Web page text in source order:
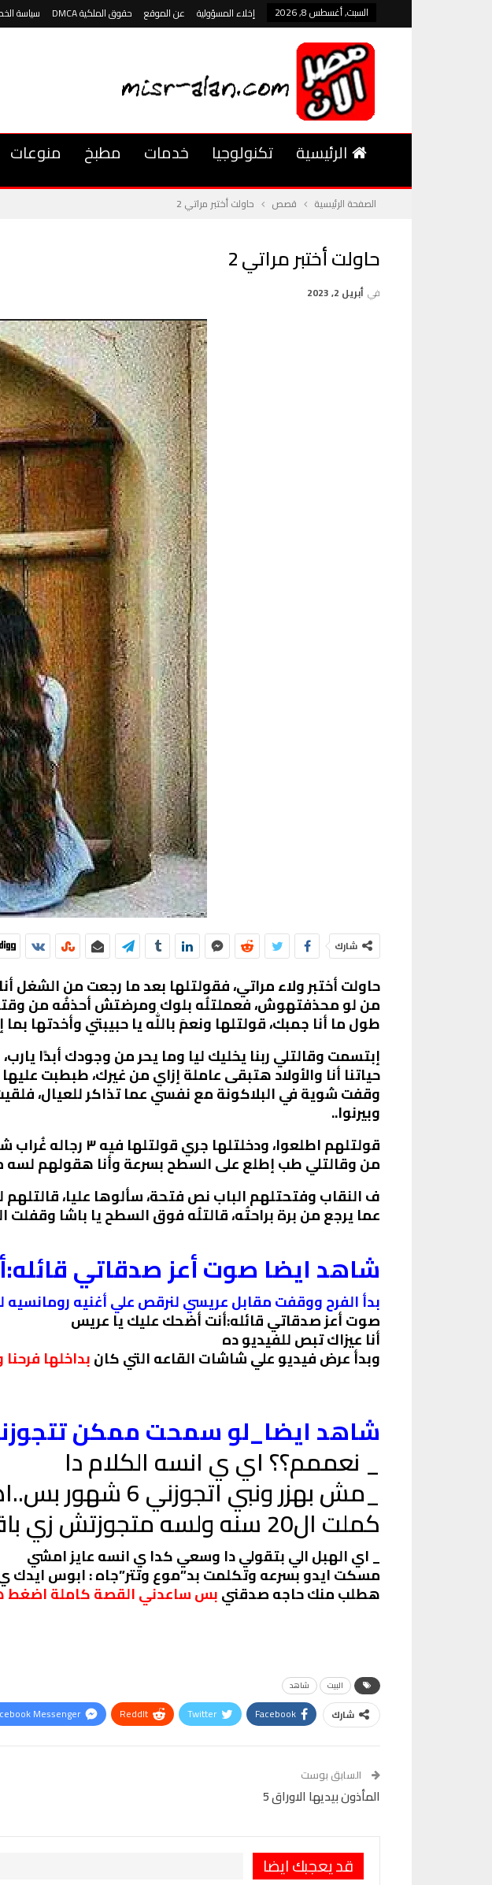
السبت, أغسطس 8, 2026 إخلاء المسؤولية عن الموقع حقوق الملكية DMCA سياسة
الرئيسية تكنولوجيا خدمات مطبخ منوعات
الصفحة الرئيسية قصص حاولت أختبر مراتي 2
حاولت أختبر مراتي 2
في أبريل 2, 2023
شارك
حاولت أختبر ولاء مراتي، فقولتلها بعد ما رجعت من
من لو محذفتهوش، فعملتلُه بلوك ومرضتش أحذفُه من
طول ما أنا جمبك، قولتلها ونعمَ باللّٰه يا حبيبتي
إبتسمت وقالتلي ربنا يخليك ليا وما يحر من وجودك أبدًا
حياتنا أنا والأولاد هتبقى عاملة إزاي من غيرك، طبطبت
وقفت شوية في البلاكونة مع نفسي عما تذاكر للعيال،
وبيرنوا..
قولتلهم اطلعوا،
من وقالتلي طب إطلع على السطح بسرعة وأنا هقولهم لسه
ف النقاب وفتحتلهم الباب نص فتحة، سألوها عليا،
عما يرجع من برة براحتُه، قالتلُه فوق السطح يا باشا
شاهد ايضا صوت أعز صدقاتي
بدأ الفرح ووقفت مقابل عريسي لنرقص علي أغنيه رومانسيه
صوت أعز صدقاتي قائله:أنت أضحك عليك يا عريس
أنا عيزاك تبص للفيديو ده
وبدأ عرض فيديو علي شاشات القاعه التي كانبداخلها
شاهد ايضا_لو سمحت ممكن تتجوزني بس 6 شهور
_ نعممم؟؟ اي ي انسه الكلام دا
_مش بهزر ونبي
كملت ال20 سنه ولسه متجوزتش زي باقي بنات البلد
_ اي الهبل الي بتقولي دا وسعي كدا ي انسه عايز امشي
هطلب منك حاجه صدقنيبس ساعدني القصة كاملة اضغط
البيت شاهد
شارك Facebook
Twitter
ReddIt
Messenger
السابق بوست
المأذون بيديها الاوراق 5
قد يعجبك ايضا